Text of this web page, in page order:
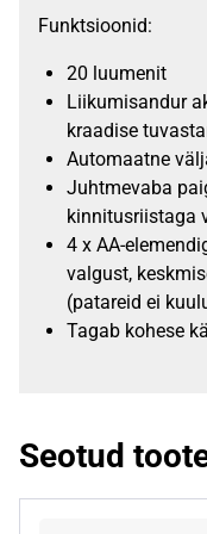
Funktsioonid:
20 luumenit
Liikumisandur
kraadise
Automaatne
Juhtmevaba
kinnitusriistaga
4 x AA-
valgust,
(patareid ei
Tagab kohese
Seotud